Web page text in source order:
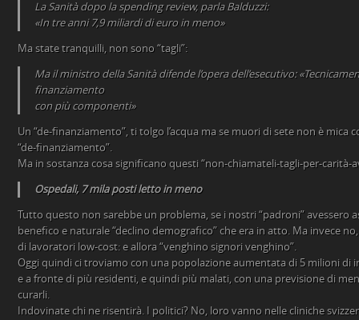
La Sanità dopo la spending review, parla Balduzzi:
«In tre anni 7,9 miliardi di euro in meno»
Ma state tranquilli, non sono “tagli”:
Ma il ministro della Sanità difende l’opera dell’esecutivo:
finanziamento
con più componenti»
Un “de-finanziamento”, ti tolgo l’acqua ma se muori di sete non è mica
“de-finanziamento”.
Ma in sostanza cosa significano questi “non-chiamateli-tagli-per-carità-
Ospedali, 7 mila posti letto in meno
Tutto questo non sarebbe un problema, se i nostri “padroni” avessero
benefico e naturale “declino demografico” che era in atto. Ma invece
di lavoratori low-cost: e allora “venghino signori venghino”.
Oggi quindi ci troviamo con una popolazione aumentata di 5 milioni di
e a fronte di più residenti, e quindi più malati, con una previsione di
curarli.
Indovinate chi ne risentirà. I politici? No, loro vanno nelle cliniche